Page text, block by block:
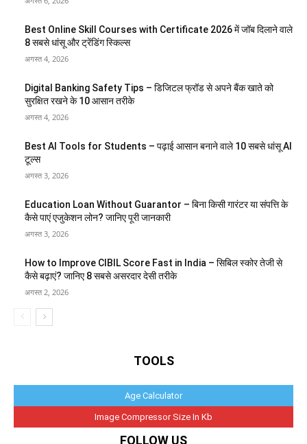
Best Online Skill Courses with Certificate 2026 में जॉब दिलाने वाले
8 सबसे धांसू और ट्रेंडिंग स्किल्स
अगस्त 4, 2026
Digital Banking Safety Tips – डिजिटल फ्रॉड से अपने बैंक खाते को
सुरक्षित रखने के 10 आसान तरीके
अगस्त 4, 2026
Best AI Tools for Students – पढ़ाई आसान बनाने वाले 10 सबसे धांसू AI
टूल्स
अगस्त 3, 2026
Education Loan Without Guarantor – बिना किसी गारंटर या संपत्ति के
कैसे पाएं एजुकेशन लोन? जानिए पूरी जानकारी
अगस्त 3, 2026
How to Improve CIBIL Score Fast in India – सिबिल स्कोर तेजी से
कैसे बढ़ाएं? जानिए 8 सबसे असरदार देसी तरीके
अगस्त 2, 2026
TOOLS
Age Calculator
Image Compressor Size In Kb
FOLLOW US